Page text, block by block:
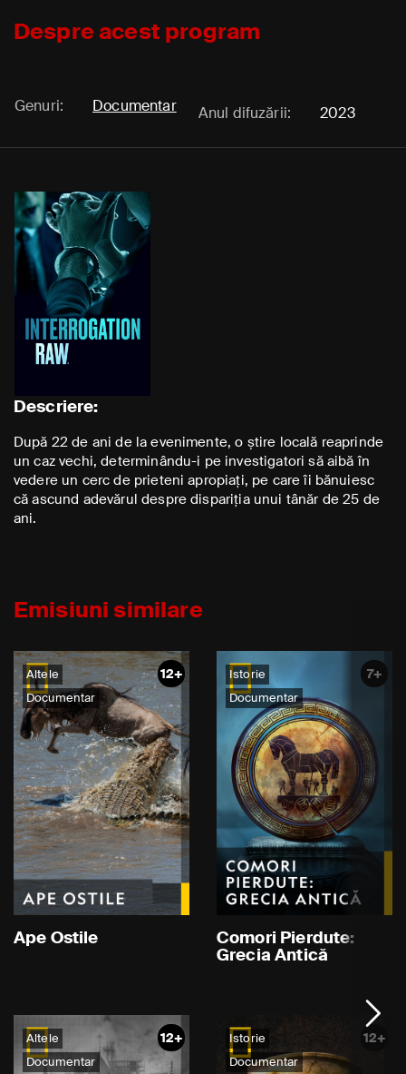
Despre acest program
Genuri: Documentar Anul difuzării: 2023
Descriere:
După 22 de ani de la evenimente, o știre locală reaprinde
un caz vechi, determinându-i pe investigatori să aibă în
vedere un cerc de prieteni apropiați, pe care îi bănuiesc
că ascund adevărul despre dispariția unui tânăr de 25 de
ani.
Emisiuni similare
Altele
Documentar
12+
Ape Ostile
Istorie
Documentar
7+
Comori Pierdute:
Grecia Antică
Altele
Documentar
12+
Istorie
Documentar
12+